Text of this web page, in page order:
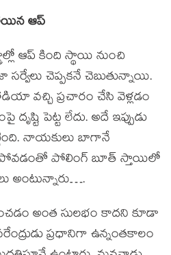
ఆప్
ఆప్ కింది స్థాయి నుంచి
చెప్పకనే చెబుతున్నాయి.
వచ్చి ప్రచారం చేసి వెళ్లడం
పెట్ట లేదు. అదే ఇప్పుడు
నాయకులు బాగానే
పోలింగ్ బూత్ స్తాయిలో
అంటున్నారు….
అంత సులభం కాదని కూడా
ప్రధానిగా ఉన్నంతకాలం